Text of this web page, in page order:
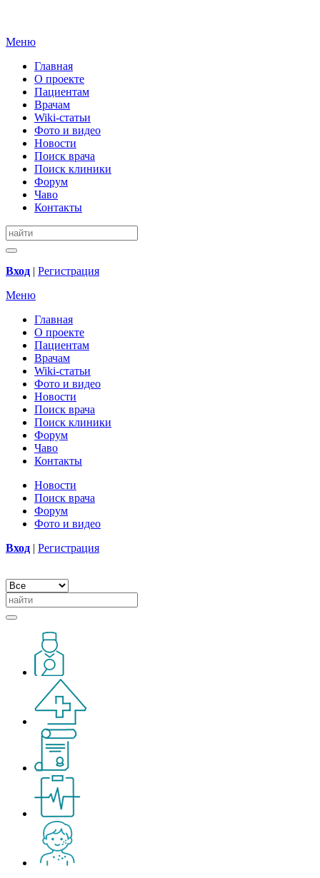
Меню
Главная
О проекте
Пациентам
Врачам
Wiki-статьи
Фото и видео
Новости
Поиск врача
Поиск клиники
Форум
Чаво
Контакты
Вход | Регистрация
Меню
Главная
О проекте
Пациентам
Врачам
Wiki-статьи
Фото и видео
Новости
Поиск врача
Поиск клиники
Форум
Чаво
Контакты
Новости
Поиск врача
Форум
Фото и видео
Вход | Регистрация